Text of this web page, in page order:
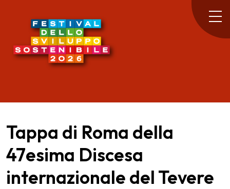
Tappa di Roma della
47esima Discesa
internazionale del Tevere